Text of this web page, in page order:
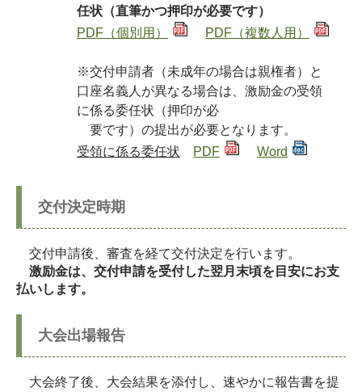
任状（直筆かつ押印が必要です）
PDF（個別用）
PDF（複数人用）
※交付申請者（未成年の場合は親権者）と
口座名義人が異なる場合は、激励金の受領
に係る委任状（押印が必
要です）の提出が必要となります。
受領に係る委任状
PDF Word
交付決定時期
交付申請後、審査を経て交付決定を行います。
激励金は、交付申請を受付した翌月末頃を目安にお支
払いします。
大会出場報告
大会終了後、大会結果を添付し、速やかに報告書を提